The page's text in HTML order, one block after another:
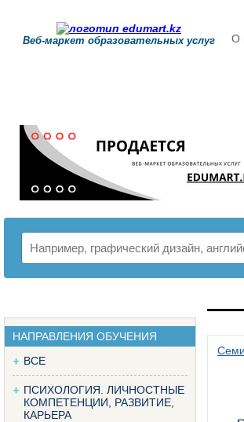
Веб-маркет образовательных услуг О
НАПРАВЛЕНИЯ ОБУЧЕНИЯ
ВСЕ
ПСИХОЛОГИЯ. ЛИЧНОСТНЫЕ
КОМПЕТЕНЦИИ, РАЗВИТИЕ,
КАРЬЕРА